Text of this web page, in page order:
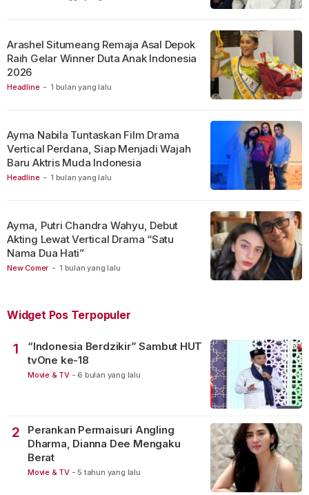
Headline - 1 bulan yang lalu
Arashel Situmeang Remaja Asal Depok
Raih Gelar Winner Duta Anak Indonesia
2026
Headline - 1 bulan yang lalu
Ayma Nabila Tuntaskan Film Drama
Vertical Perdana, Siap Menjadi Wajah
Baru Aktris Muda Indonesia
New Comer - 1 bulan yang lalu
Ayma, Putri Chandra Wahyu, Debut
Akting Lewat Vertical Drama “Satu
Nama Dua Hati”
Widget Pos Terpopuler
1
“Indonesia Berdzikir” Sambut HUT
tvOne ke-18
Movie & TV - 6 bulan yang lalu
2
Perankan Permaisuri Angling
Dharma, Dianna Dee Mengaku
Berat
Movie & TV - 5 tahun yang lalu